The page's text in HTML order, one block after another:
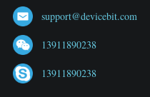
support@devicebit.com
13911890238
13911890238